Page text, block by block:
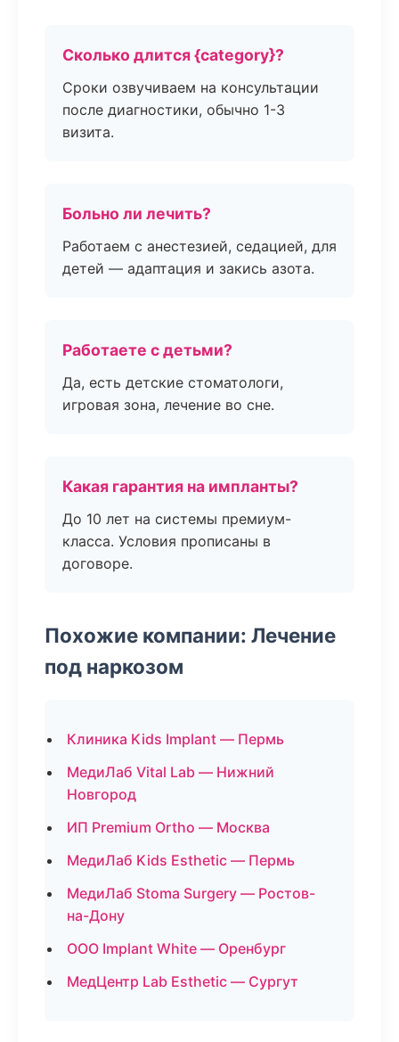
Сколько длится {category}?
Сроки озвучиваем на консультации
после диагностики, обычно 1-3
визита.
Больно ли лечить?
Работаем с анестезией, седацией, для
детей — адаптация и закись азота.
Работаете с детьми?
Да, есть детские стоматологи,
игровая зона, лечение во сне.
Какая гарантия на импланты?
До 10 лет на системы премиум-
класса. Условия прописаны в
договоре.
Похожие компании: Лечение
под наркозом
Клиника Kids Implant — Пермь
МедиЛаб Vital Lab — Нижний
Новгород
ИП Premium Ortho — Москва
МедиЛаб Kids Esthetic — Пермь
МедиЛаб Stoma Surgery — Ростов-
на-Дону
ООО Implant White — Оренбург
МедЦентр Lab Esthetic — Сургут